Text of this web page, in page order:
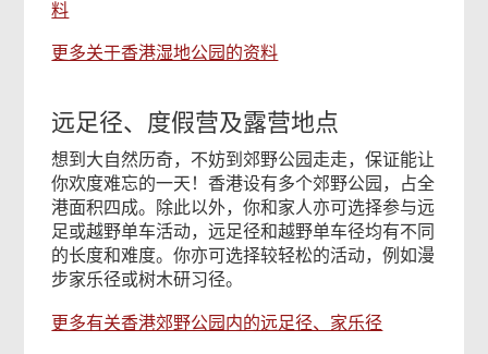
料
更多关于香港湿地公园的资料
远足径、度假营及露营地点
想到大自然历奇，不妨到郊野公园走走，保证能让
你欢度难忘的一天！香港设有多个郊野公园，占全
港面积四成。除此以外，你和家人亦可选择参与远
足或越野单车活动，远足径和越野单车径均有不同
的长度和难度。你亦可选择较轻松的活动，例如漫
步家乐径或树木研习径。
更多有关香港郊野公园内的远足径、家乐径